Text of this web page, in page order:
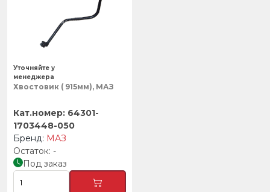
Хвостовик ( 915мм), МАЗ
64301-
1703448-050
МАЗ
-
Под заказ
Уточняйте у
менеджера